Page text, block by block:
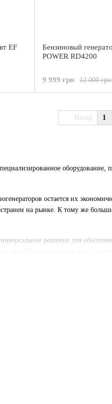
остается их
на рынке. К тому же
решение для
EF
Бензиновый
POWER RD4200
12 000 грн
9 999 грн
Назад 1